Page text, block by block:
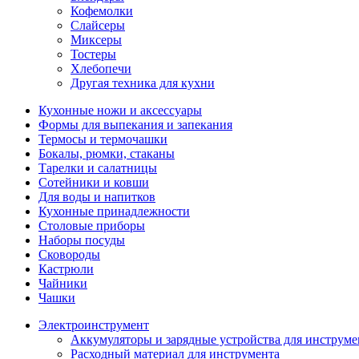
Кофемолки
Слайсеры
Миксеры
Тостеры
Хлебопечи
Другая техника для кухни
Кухонные ножи и аксессуары
Формы для выпекания и запекания
Термосы и термочашки
Бокалы, рюмки, стаканы
Тарелки и салатницы
Сотейники и ковши
Для воды и напитков
Кухонные принадлежности
Столовые приборы
Наборы посуды
Сковороды
Кастрюли
Чайники
Чашки
Электроинструмент
Аккумуляторы и зарядные устройства для
Расходный материал для инструмента